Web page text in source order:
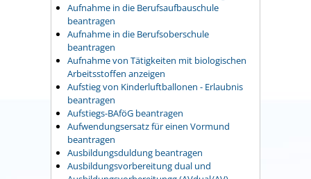
Aufnahme in die Berufsaufbauschule
beantragen
Aufnahme in die Berufsoberschule
beantragen
Aufnahme von Tätigkeiten mit biologischen
Arbeitsstoffen anzeigen
Aufstieg von Kinderluftballonen - Erlaubnis
beantragen
Aufstiegs-BAföG beantragen
Aufwendungsersatz für einen Vormund
beantragen
Ausbildungsduldung beantragen
Ausbildungsvorbereitung dual und